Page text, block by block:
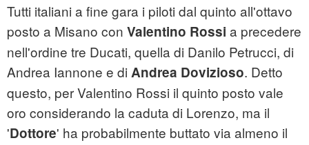
Tutti italiani a fine gara i piloti dal quinto all'ottavo
posto a Misano con Valentino Rossi a precedere
nell'ordine tre Ducati, quella di Danilo Petrucci, di
Andrea Iannone e di Andrea Dovizioso. Detto
questo, per Valentino Rossi il quinto posto vale
oro considerando la caduta di Lorenzo, ma il
'Dottore' ha probabilmente buttato via almeno il